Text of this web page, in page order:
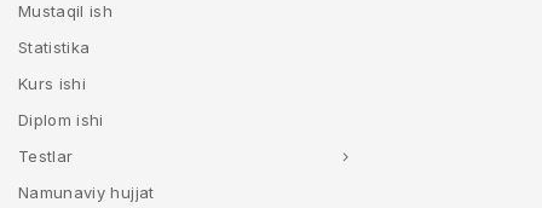
Mustaqil ish
Statistika
Kurs ishi
Diplom ishi
Testlar
Namunaviy hujjat